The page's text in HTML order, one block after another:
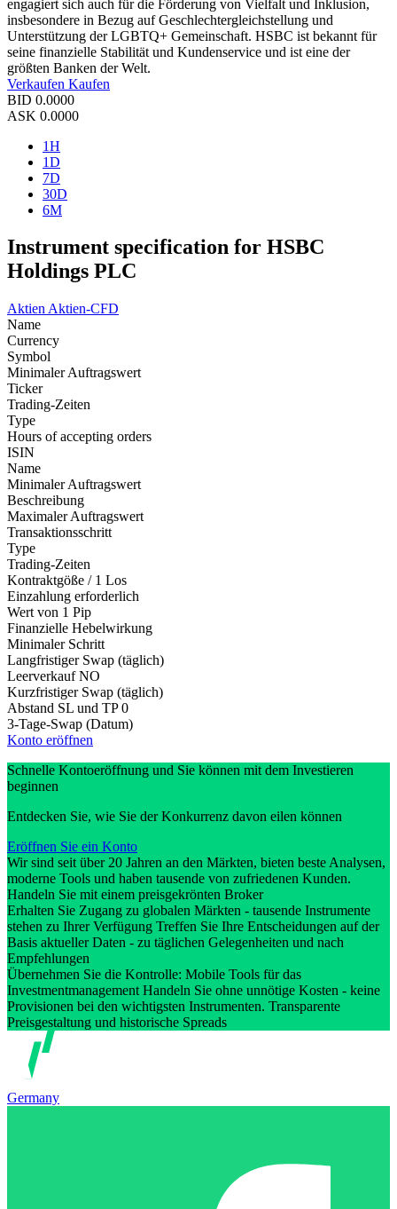
engagiert sich auch für die Förderung von Vielfalt und Inklusion,
insbesondere in Bezug auf Geschlechtergleichstellung und
Unterstützung der LGBTQ+ Gemeinschaft. HSBC ist bekannt für
seine finanzielle Stabilität und Kundenservice und ist eine der
größten Banken der Welt.
Verkaufen Kaufen
BID 0.0000
ASK 0.0000
1H
1D
7D
30D
6M
Instrument specification for HSBC
Holdings PLC
Aktien Aktien-CFD
Name
Currency
Symbol
Minimaler Auftragswert
Ticker
Trading-Zeiten
Type
Hours of accepting orders
ISIN
Name
Minimaler Auftragswert
Beschreibung
Maximaler Auftragswert
Transaktionsschritt
Type
Trading-Zeiten
Kontraktgöße / 1 Los
Einzahlung erforderlich
Wert von 1 Pip
Finanzielle Hebelwirkung
Minimaler Schritt
Langfristiger Swap (täglich)
Leerverkauf NO
Kurzfristiger Swap (täglich)
Abstand SL und TP 0
3-Tage-Swap (Datum)
Konto eröffnen
Schnelle Kontoeröffnung und Sie können mit dem Investieren
beginnen
Entdecken Sie, wie Sie der Konkurrenz davon eilen können
Eröffnen Sie ein Konto
Wir sind seit über 20 Jahren an den Märkten, bieten beste Analysen,
moderne Tools und haben tausende von zufriedenen Kunden.
Handeln Sie mit einem preisgekrönten Broker
Erhalten Sie Zugang zu globalen Märkten - tausende Instrumente
stehen zu Ihrer Verfügung Treffen Sie Ihre Entscheidungen auf der
Basis aktueller Daten - zu täglichen Gelegenheiten und nach
Empfehlungen
Übernehmen Sie die Kontrolle: Mobile Tools für das
Investmentmanagement Handeln Sie ohne unnötige Kosten - keine
Provisionen bei den wichtigsten Instrumenten. Transparente
Preisgestaltung und historische Spreads
Germany